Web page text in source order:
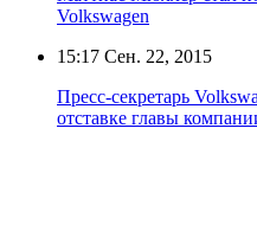
Volkswagen
15:17 Сен. 22, 2015
Пресс-секретарь
отставке главы